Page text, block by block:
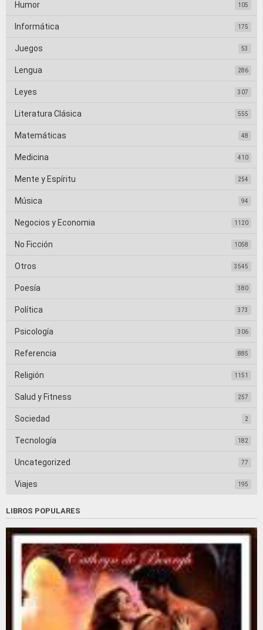
Humor 105
Informática 175
Juegos 53
Lengua 286
Leyes 307
Literatura Clásica 555
Matemáticas 48
Medicina 410
Mente y Espíritu 254
Música 94
Negocios y Economia 1120
No Ficción 1058
Otros 3545
Poesía 380
Política 373
Psicología 306
Referencia 885
Religión 1151
Salud y Fitness 257
Sociedad 2
Tecnología 182
Uncategorized 77
Viajes 195
LIBROS POPULARES